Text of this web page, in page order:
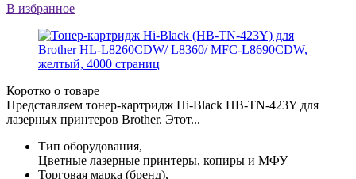
В избранное
Коротко о товаре
Представляем тонер-картридж Hi-Black HB-TN-423Y для
лазерных принтеров Brother. Этот...
Тип оборудования,
Цветные лазерные принтеры, копиры и МФУ
Торговая марка (бренд),